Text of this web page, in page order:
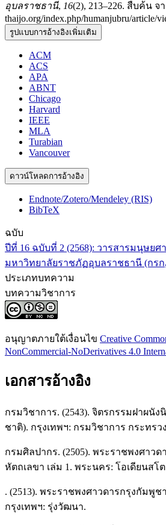
อุบลราชธานี, 16(2), 213–226. สืบค้น จา
thaijo.org/index.php/humanjubru/article/
รูปแบบการอ้างอิงเพิ่มเติม
ACM
ACS
APA
ABNT
Chicago
Harvard
IEEE
MLA
Turabian
Vancouver
ดาวน์โหลดการอ้างอิง
Endnote/Zotero/Mendeley (RIS)
BibTeX
ฉบับ
ปีที่ 16 ฉบับที่ 2 (2568): วารสารมนุษย
มหาวิทยาลัยราชภัฏอุบลราชธานี (กร
ประเภทบทความ
บทความวิชาการ
อนุญาตภายใต้เงื่อนไข Creative
NonCommercial-NoDerivatives 4.0
เอกสารอ้างอิง
กรมวิชาการ. (2543). จิตรกรรมฝาผนัง
ชาติ). กรุงเทพฯ: กรมวิชาการ กระทรว
กรมศิลปากร. (2505). พระราชพงศาว
หัตถเลขา เล่ม 1. พระนคร: โอเดียนสโ
. (2513). พระราชพงศาวดารกรุงกัมพู
กรุงเทพฯ: รุ่งวัฒนา.